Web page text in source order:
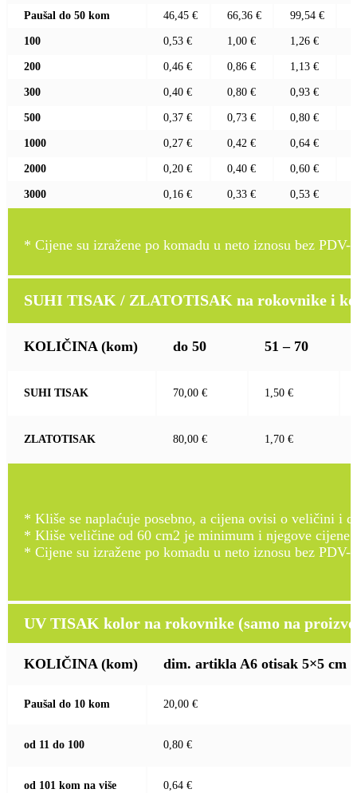
Paušal do 50 kom 46,45 € 66,36 € 99,54 €
100 0,53 € 1,00 € 1,26 €
200 0,46 € 0,86 € 1,13 €
300 0,40 € 0,80 € 0,93 €
500 0,37 € 0,73 € 0,80 €
1000 0,27 € 0,42 € 0,64 €
2000 0,20 € 0,40 € 0,60 €
3000 0,16 € 0,33 € 0,53 €
* Cijene su izražene po komadu u neto iznosu bez PDV-
SUHI TISAK / ZLATOTISAK na rokovnike i
KOLIČINA (kom) do 50 51 – 70
SUHI TISAK 70,00 € 1,50 €
ZLATOTISAK 80,00 € 1,70 €
* Kliše se naplaćuje posebno, a cijena ovisi o veličini i
* Kliše veličine od 60 cm2 je minimum i njegove cijene
* Cijene su izražene po komadu u neto iznosu bez PDV-
UV TISAK kolor na rokovnike (samo na
KOLIČINA (kom) dim. artikla A6 otisak 5×5 cm
Paušal do 10 kom 20,00 €
od 11 do 100 0,80 €
od 101 kom na više 0,64 €